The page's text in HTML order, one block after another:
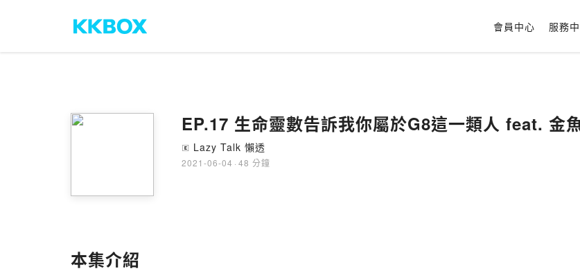
會員中心 服務
EP.17 生命靈數告訴我你屬於G8這一類人 feat. 金
🄴 Lazy Talk 懶透
2021-06-04 · 48 分鐘
本集介紹